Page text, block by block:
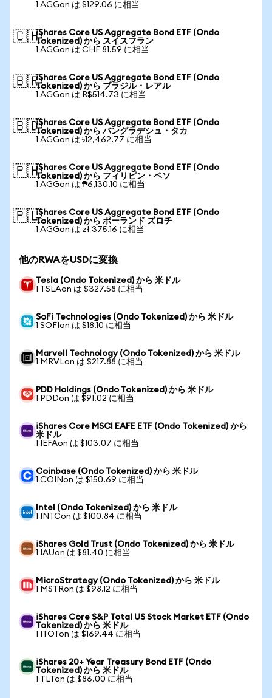
1 AGGon は $129.06 に相当
🇨🇭iShares Core US Aggregate Bond ETF (Ondo
Tokenized) から スイスフラン
1 AGGon は CHF 81.59 に相当
🇧🇷iShares Core US Aggregate Bond ETF (Ondo
Tokenized) から ブラジル・レアル
1 AGGon は R$514.73 に相当
🇧🇩iShares Core US Aggregate Bond ETF (Ondo
Tokenized) から バングラデシュ・タカ
1 AGGon は ৳12,462.77 に相当
🇵🇭iShares Core US Aggregate Bond ETF (Ondo
Tokenized) から フィリピン・ペソ
1 AGGon は ₱6,130.10 に相当
🇵🇱iShares Core US Aggregate Bond ETF (Ondo
Tokenized) から ポーランド ズロチ
1 AGGon は zł 375.16 に相当
他のRWAをUSDに変換
Tesla (Ondo Tokenized) から 米ドル
1 TSLAon は $327.58 に相当
SoFi Technologies (Ondo Tokenized) から 米ドル
1 SOFIon は $18.10 に相当
Marvell Technology (Ondo Tokenized) から 米ドル
1 MRVLon は $217.88 に相当
PDD Holdings (Ondo Tokenized) から 米ドル
1 PDDon は $91.02 に相当
iShares Core MSCI EAFE ETF (Ondo Tokenized) から
米ドル
1 IEFAon は $103.07 に相当
Coinbase (Ondo Tokenized) から 米ドル
1 COINon は $150.69 に相当
Intel (Ondo Tokenized) から 米ドル
1 INTCon は $100.84 に相当
iShares Gold Trust (Ondo Tokenized) から 米ドル
1 IAUon は $81.40 に相当
MicroStrategy (Ondo Tokenized) から 米ドル
1 MSTRon は $98.12 に相当
iShares Core S&P Total US Stock Market ETF (Ondo
Tokenized) から 米ドル
1 ITOTon は $169.44 に相当
iShares 20+ Year Treasury Bond ETF (Ondo
Tokenized) から 米ドル
1 TLTon は $86.00 に相当